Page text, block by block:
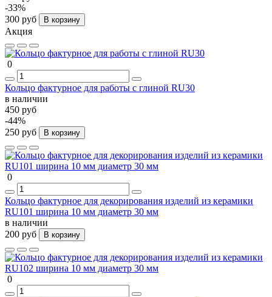
-33%
300 руб
В корзину
Акция
0
Кольцо фактурное для работы с глиной RU30
в наличии
450 руб
-44%
250 руб
В корзину
0
Кольцо фактурное для декорирования изделий из керамики
RU101 ширина 10 мм диаметр 30 мм
в наличии
200 руб
В корзину
0